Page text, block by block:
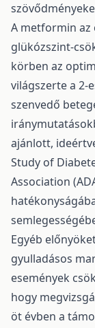
A metformin az
glükózszint-
körben az
világszerte a 2-
szenvedő
ajánlott,
Study of
Association
Egyéb
gyulladásos
események
hogy
öt évben a